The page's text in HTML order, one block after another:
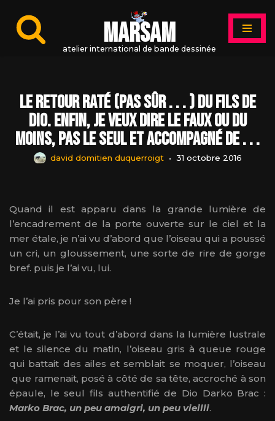
Aller
MARSAM
atelier international de bande dessinée
Le retour raté (pas sûr . . . ) du fils de
Dio. Enfin, je veux dire le faux ou du
moins, pas le seul et accompagné de . . .
david domitien duquerroigt 31 octobre 2016
Quand il est apparu dans la grande lumière de
l’encadrement de la porte ouverte sur le ciel et la
mer étale, je n’ai vu d’abord que l’oiseau qui a poussé
un cri, un gloussement, une sorte de rire de gorge
bref. puis je l’ai vu, lui.
Je l’ai pris pour son père !
C’était, je l’ai vu tout d’abord dans la lumière lustrale
et le silence du matin, l’oiseau gris à queue rouge
qui battait des ailes et semblait se moquer, l’oiseau
que ramenait, posé à côté de sa tête, accroché à son
épaule, le seul fils authentifié de Dio Darko Brac :
Marko Brac, un peu amaigri, un peu vieilli.